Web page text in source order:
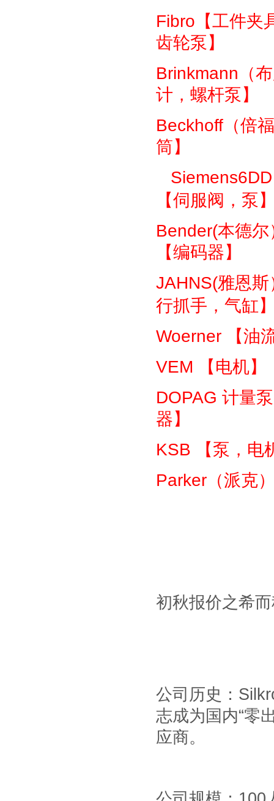
Fibro 【工件
齿轮泵】
Brinkmann （
计，螺杆泵】
Beckhoff （倍
筒】
Siemens6DD
【伺服阀，泵
Bender(本德尔
【编码器】
JAHNS(雅恩斯
行抓手，气缸
Woerner
【油
VEM
【电机】
DOPAG 计量
器】
KSB
【泵，电
Parker （派克
初秋报价之希
公司历史：
志成为国内“零
应商。